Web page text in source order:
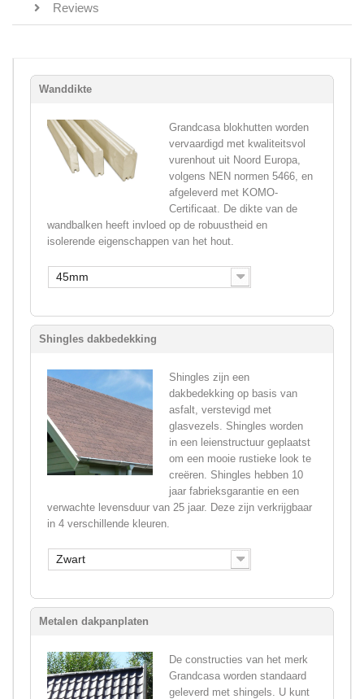
Reviews
Wanddikte
Grandcasa blokhutten worden
vervaardigd met kwaliteitsvol
vurenhout uit Noord Europa,
volgens NEN normen 5466, en
afgeleverd met KOMO-
Certificaat. De dikte van de
wandbalken heeft invloed op de robuustheid en
isolerende eigenschappen van het hout.
45mm
Shingles dakbedekking
Shingles zijn een
dakbedekking op basis van
asfalt, verstevigd met
glasvezels. Shingles worden
in een leienstructuur geplaatst
om een mooie rustieke look te
creëren. Shingles hebben 10
jaar fabrieksgarantie en een
verwachte levensduur van 25 jaar. Deze zijn verkrijgbaar
in 4 verschillende kleuren.
Zwart
Metalen dakpanplaten
De constructies van het merk
Grandcasa worden standaard
geleverd met shingels. U kunt